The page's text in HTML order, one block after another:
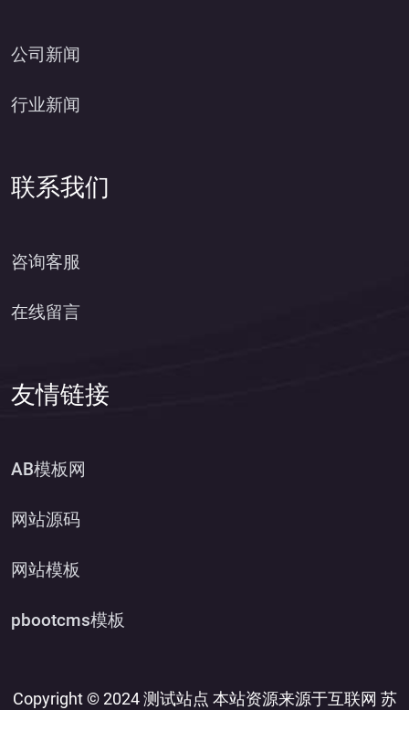
公司新闻
行业新闻
联系我们
咨询客服
在线留言
友情链接
AB模板网
网站源码
网站模板
pbootcms模板
Copyright © 2024 测试站点 本站资源来源于互联网 苏